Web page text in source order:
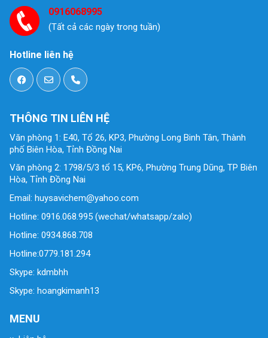
0916068995
(Tất cả các ngày trong tuần)
Hotline liên hệ
THÔNG TIN LIÊN HỆ
Văn phòng 1: E40, Tổ 26, KP3, Phường Long Binh Tân, Thành
phố Biên Hòa, Tỉnh Đồng Nai
Văn phòng 2: 1798/5/3 tổ 15, KP6, Phường Trung Dũng, TP Biên
Hòa, Tỉnh Đồng Nai
Email: huysavichem@yahoo.com
Hotline: 0916.068.995 (wechat/whatsapp/zalo)
Hotline: 0934.868.708
Hotline:0779.181.294
Skype: kdmbhh
Skype: hoangkimanh13
MENU